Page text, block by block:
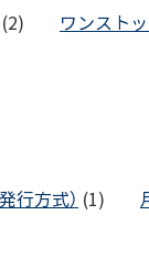
ワンスト
行方式） (1)